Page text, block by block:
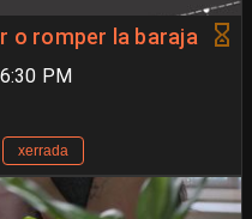
o romper la baraja
PM
xerrada